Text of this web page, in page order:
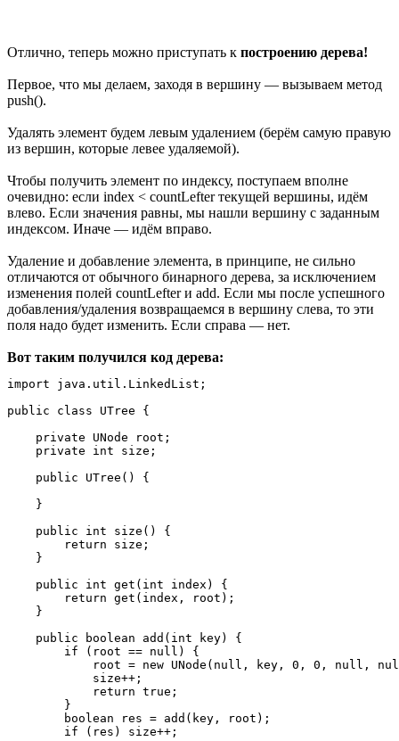
Отлично, теперь можно приступать к построению дерева!
Первое, что мы делаем, заходя в вершину — вызываем метод
push().
Удалять элемент будем левым удалением (берём самую правую
из вершин, которые левее удаляемой).
Чтобы получить элемент по индексу, поступаем вполне
очевидно: если index < countLefter текущей вершины, идём
влево. Если значения равны, мы нашли вершину с заданным
индексом. Иначе — идём вправо.
Удаление и добавление элемента, в принципе, не сильно
отличаются от обычного бинарного дерева, за исключением
изменения полей countLefter и add. Если мы после успешного
добавления/удаления возвращаемся в вершину слева, то эти
поля надо будет изменить. Если справа — нет.
Вот таким получился код дерева:
import java.util.LinkedList;
public class UTree {
    private UNode root;
    private int size;
    public UTree() {
    }
    public int size() {
        return size;
    }
    public int get(int index) {
        return get(index, root);
    }
    public boolean add(int key) {
        if (root == null) {
root = new UNode(null, key, 0, 0, null,
            size++;
            return true;
        }
        boolean res = add(key, root);
        if (res) size++;